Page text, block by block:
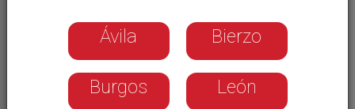
Ávila Bierzo
Burgos León